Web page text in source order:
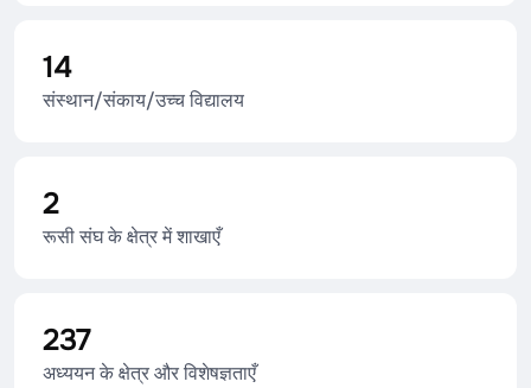
14
संस्थान/संकाय/उच्च विद्यालय
2
रूसी संघ के क्षेत्र में शाखाएँ
237
अध्ययन के क्षेत्र और विशेषज्ञताएँ